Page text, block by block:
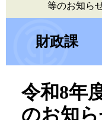
等のお知ら
財政課
令和8年
のお知